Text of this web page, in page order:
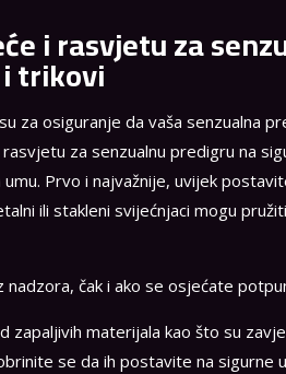
i rasvjetu za
trikovi
za osiguranje da vaša senzualna
za senzualnu predigru na
Prvo i najvažnije, uvijek
ili stakleni svijećnjaci mogu
čak i ako se osjećate
zapaljivih materijala kao što su
se da ih postavite na sigurne